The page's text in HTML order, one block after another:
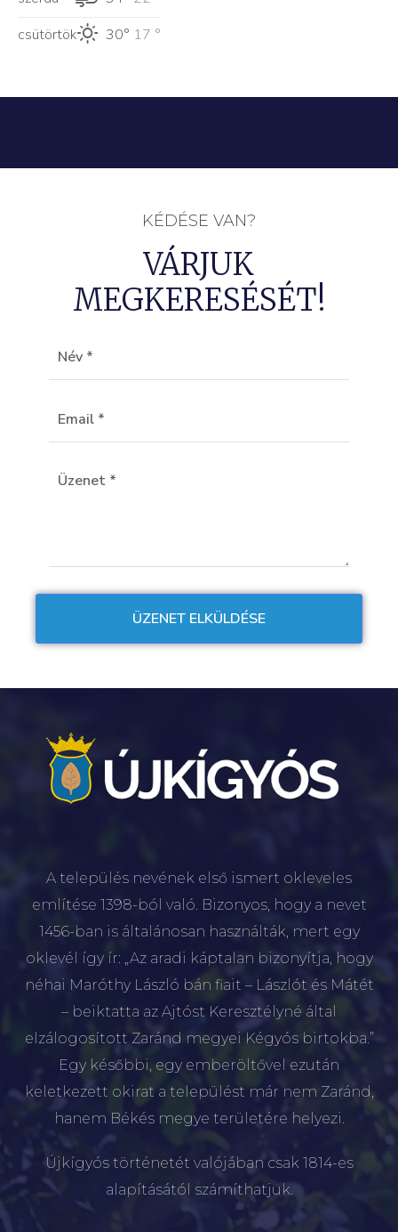
csütörtök
30° 17 °
KÉDÉSE VAN?
VÁRJUK
MEGKERESÉSÉT!
A település nevének első ismert okleveles
említése 1398-ból való. Bizonyos, hogy a nevet
1456-ban is általánosan használták, mert egy
oklevél így ír: „Az aradi káptalan bizonyítja, hogy
néhai Maróthy László bán fiait – Lászlót és Mátét
– beiktatta az Ajtóst Keresztélyné által
elzálogosított Zaránd megyei Kégyós birtokba.”
Egy későbbi, egy emberöltővel ezután
keletkezett okirat a települést már nem Zaránd,
hanem Békés megye területére helyezi.
Újkígyós történetét valójában csak 1814-es
alapításától számíthatjuk.